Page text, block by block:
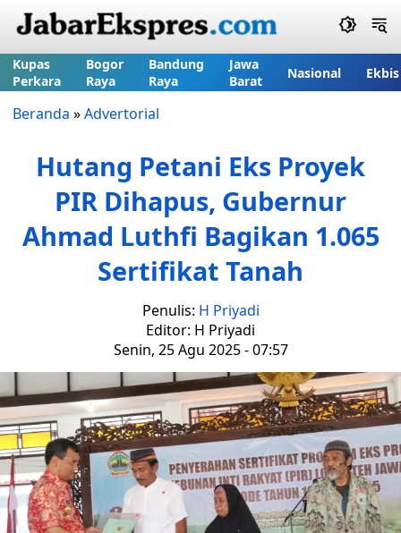
Kupas
Perkara
Bogor
Raya
Bandung
Raya
Jawa
Barat
Nasional Ekbis
Beranda »Advertorial
Hutang Petani Eks Proyek
PIR Dihapus, Gubernur
Ahmad Luthfi Bagikan 1.065
Sertifikat Tanah
Penulis: H Priyadi
Editor: H Priyadi
Senin, 25 Agu 2025 - 07:57